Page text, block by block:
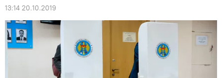
13:14 20.10.2019